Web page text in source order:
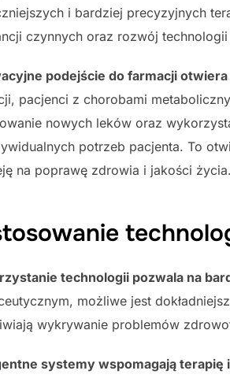
i bardziej precyzyjnych
czynnych oraz rozwój
podejście do farmacji
pacjenci z chorobami
nowych leków oraz
potrzeb pacjenta. To
na poprawę zdrowia i jakości życia.
technologii pozwala na
możliwe jest
wykrywanie problemów
systemy wspomagają terapię